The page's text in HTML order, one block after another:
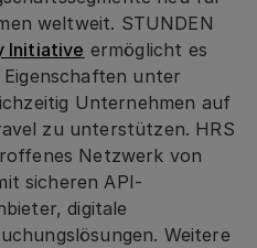
weltweit. STUNDEN
Initiative ermöglicht es
unter
Unternehmen auf
zu unterstützen. HRS
Netzwerk von
sicheren API-
digitale
Weitere